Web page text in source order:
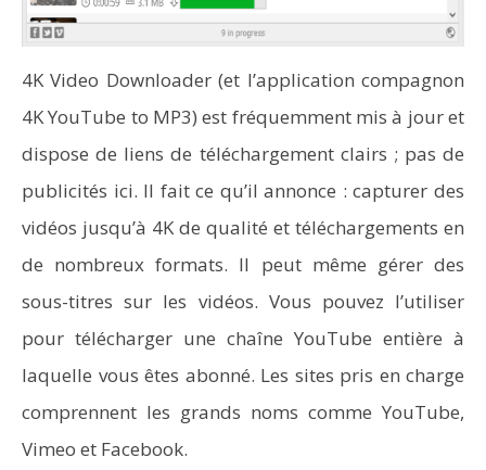
4K Video Downloader (et l’application compagnon
4K YouTube to MP3) est fréquemment mis à jour et
dispose de liens de téléchargement clairs ; pas de
publicités ici. Il fait ce qu’il annonce : capturer des
vidéos jusqu’à 4K de qualité et téléchargements en
de nombreux formats. Il peut même gérer des
sous-titres sur les vidéos. Vous pouvez l’utiliser
pour télécharger une chaîne YouTube entière à
laquelle vous êtes abonné. Les sites pris en charge
comprennent les grands noms comme YouTube,
Vimeo et Facebook.